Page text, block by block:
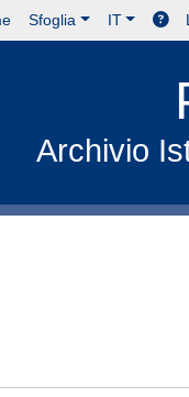
Sfoglia IT
Archivio